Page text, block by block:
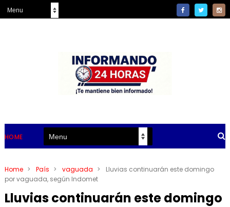
HOME
Home > País > vaguada >
Lluvias continuarán este domingo
por vaguada, según Indomet
Lluvias continuarán este domingo